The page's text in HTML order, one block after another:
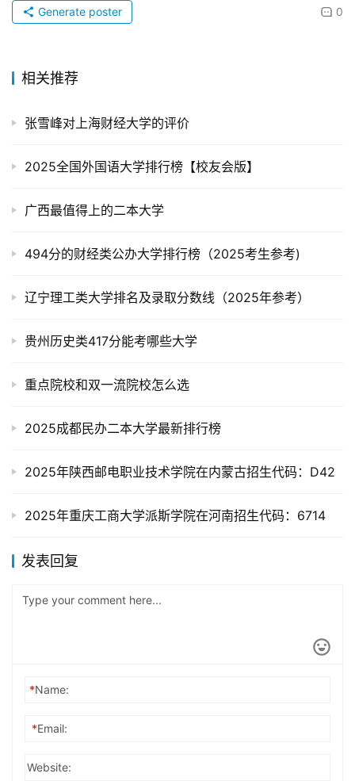
0
Generate poster
相关推荐
张雪峰对上海财经大学的评价
2025全国外国语大学排行榜【校友会版】
广西最值得上的二本大学
494分的财经类公办大学排行榜（2025考生参考)
辽宁理工类大学排名及录取分数线（2025年参考）
贵州历史类417分能考哪些大学
重点院校和双一流院校怎么选
2025成都民办二本大学最新排行榜
2025年陕西邮电职业技术学院在内蒙古招生代码：D42
2025年重庆工商大学派斯学院在河南招生代码：6714
发表回复
*Name:
*Email:
Website: